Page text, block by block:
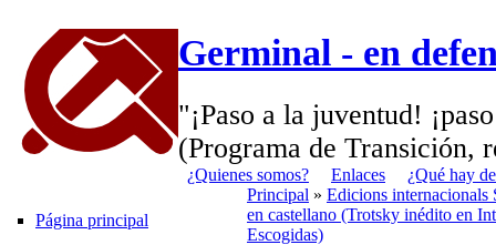
Germinal - en
"¡Paso a la juventud!
(Programa de Transición,
¿Quienes somos? Enlaces ¿Qué hay
Página principal
Principal » Edicions internacionals
en castellano (Trotsky inédito en
Escogidas)